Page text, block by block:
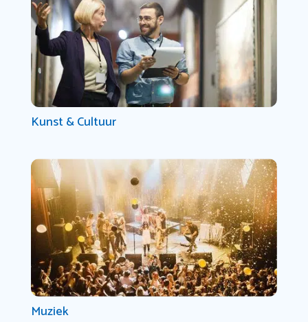
Kunst & Cultuur
Muziek